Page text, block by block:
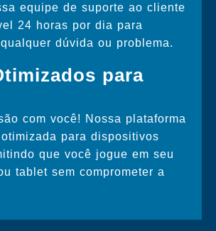
equipe de suporte ao cliente
24 horas por dia para
dúvida ou problema.
para
com você! Nossa plataforma
para dispositivos
que você jogue em seu
tablet sem comprometer a